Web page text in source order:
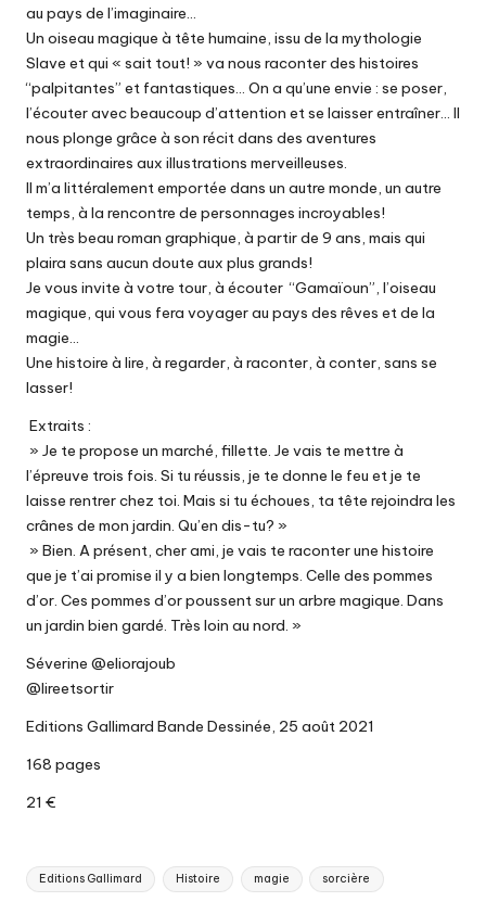
au pays de l’imaginaire…
Un oiseau magique à tête humaine, issu de la mythologie
Slave et qui « sait tout! » va nous raconter des histoires
“palpitantes” et fantastiques… On a qu’une envie : se poser,
l’écouter avec beaucoup d’attention et se laisser entraîner… Il
nous plonge grâce à son récit dans des aventures
extraordinaires aux illustrations merveilleuses.
Il m’a littéralement emportée dans un autre monde, un autre
temps, à la rencontre de personnages incroyables!
Un très beau roman graphique, à partir de 9 ans, mais qui
plaira sans aucun doute aux plus grands!
Je vous invite à votre tour, à écouter “Gamaïoun”, l’oiseau
magique, qui vous fera voyager au pays des rêves et de la
magie…
Une histoire à lire, à regarder, à raconter, à conter, sans se
lasser!
Extraits :
» Je te propose un marché, fillette. Je vais te mettre à
l’épreuve trois fois. Si tu réussis, je te donne le feu et je te
laisse rentrer chez toi. Mais si tu échoues, ta tête rejoindra les
crânes de mon jardin. Qu’en dis-tu? »
» Bien. A présent, cher ami, je vais te raconter une histoire
que je t’ai promise il y a bien longtemps. Celle des pommes
d’or. Ces pommes d’or poussent sur un arbre magique. Dans
un jardin bien gardé. Très loin au nord. »
Séverine @eliorajoub
@lireetsortir
Editions Gallimard Bande Dessinée, 25 août 2021
168 pages
21 €
Tags:
Editions Gallimard Histoire magie sorcière